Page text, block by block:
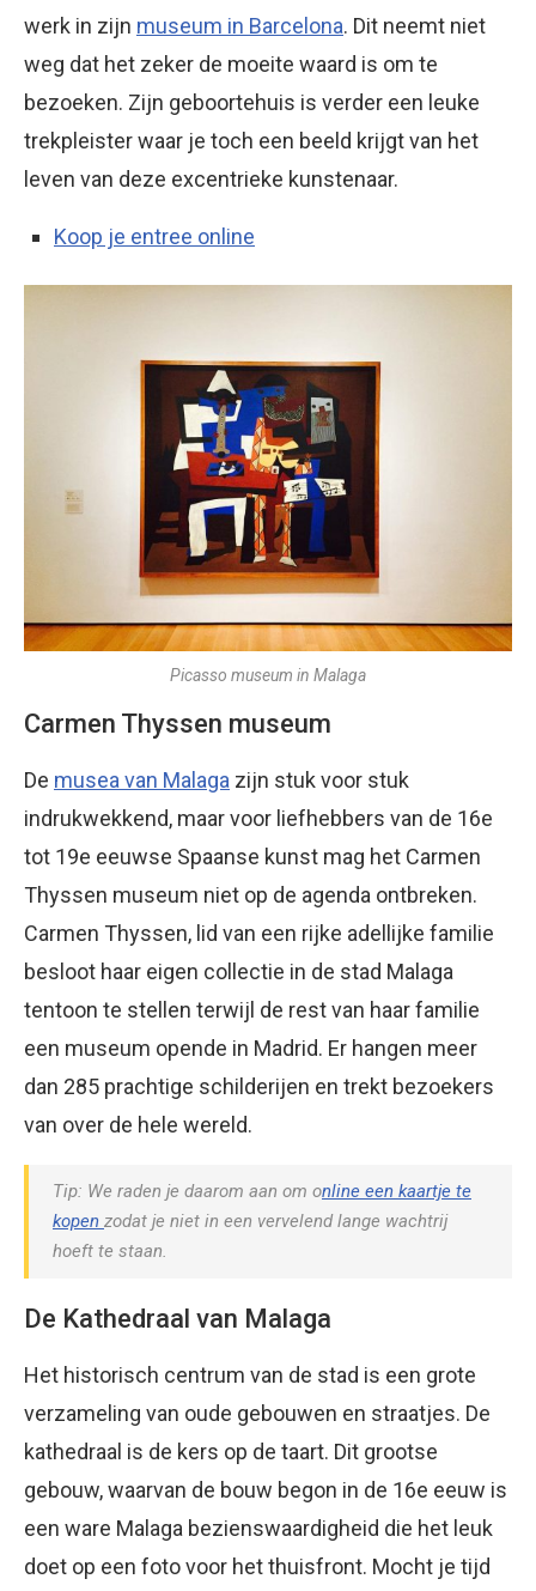
werk in zijn museum in Barcelona. Dit neemt niet
weg dat het zeker de moeite waard is om te
bezoeken. Zijn geboortehuis is verder een leuke
trekpleister waar je toch een beeld krijgt van het
leven van deze excentrieke kunstenaar.
Koop je entree online
Picasso museum in Malaga
Carmen Thyssen museum
De musea van Malaga zijn stuk voor stuk
indrukwekkend, maar voor liefhebbers van de 16e
tot 19e eeuwse Spaanse kunst mag het Carmen
Thyssen museum niet op de agenda ontbreken.
Carmen Thyssen, lid van een rijke adellijke familie
besloot haar eigen collectie in de stad Malaga
tentoon te stellen terwijl de rest van haar familie
een museum opende in Madrid. Er hangen meer
dan 285 prachtige schilderijen en trekt bezoekers
van over de hele wereld.
Tip: We raden je daarom aan om online een kaartje te
kopen zodat je niet in een vervelend lange wachtrij
hoeft te staan.
De Kathedraal van Malaga
Het historisch centrum van de stad is een grote
verzameling van oude gebouwen en straatjes. De
kathedraal is de kers op de taart. Dit grootse
gebouw, waarvan de bouw begon in de 16e eeuw is
een ware Malaga bezienswaardigheid die het leuk
doet op een foto voor het thuisfront. Mocht je tijd